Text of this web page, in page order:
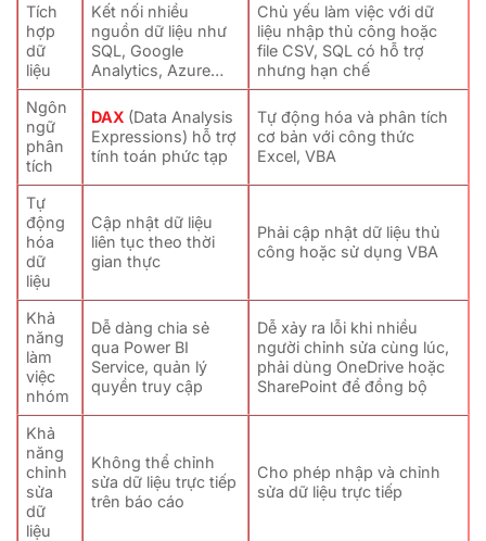
Tích
hợp
dữ
liệu
Kết nối nhiều
nguồn dữ liệu như
SQL, Google
Analytics, Azure…
Chủ yếu làm việc với dữ
liệu nhập thủ công hoặc
file CSV, SQL có hỗ trợ
nhưng hạn chế
Ngôn
ngữ
phân
tích
DAX (Data Analysis
Expressions) hỗ trợ
tính toán phức tạp
Tự động hóa và phân tích
cơ bản với công thức
Excel, VBA
Tự
động
hóa
dữ
liệu
Cập nhật dữ liệu
liên tục theo thời
gian thực
Phải cập nhật dữ liệu thủ
công hoặc sử dụng VBA
Khả
năng
làm
việc
nhóm
Dễ dàng chia sẻ
qua Power BI
Service, quản lý
quyền truy cập
Dễ xảy ra lỗi khi nhiều
người chỉnh sửa cùng lúc,
phải dùng OneDrive hoặc
SharePoint để đồng bộ
Khả
năng
chỉnh
sửa
dữ
liệu
Không thể chỉnh
sửa dữ liệu trực tiếp
trên báo cáo
Cho phép nhập và chỉnh
sửa dữ liệu trực tiếp